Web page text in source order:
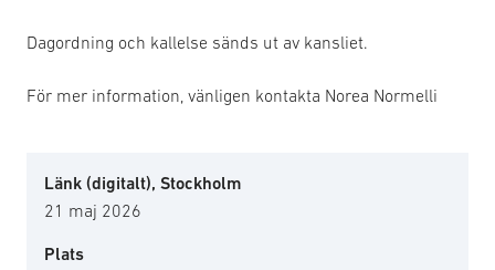
Dagordning och kallelse sänds ut av kansliet.
För mer information, vänligen kontakta Norea Normelli
Länk (digitalt), Stockholm
21 maj 2026
Plats